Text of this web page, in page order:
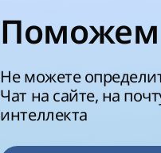
Поможем
Не можете
Чат на сайте, на
интеллекта